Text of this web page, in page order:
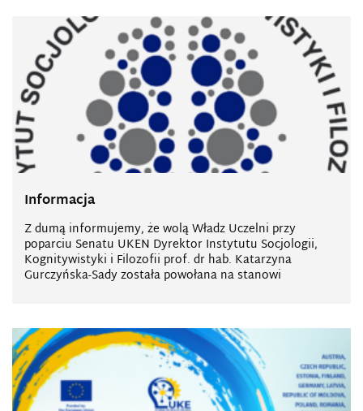
Informacja
Z dumą informujemy, że wolą Władz Uczelni przy
poparciu Senatu UKEN Dyrektor Instytutu Socjologii,
Kognitywistyki i Filozofii prof. dr hab. Katarzyna
Gurczyńska-Sady została powołana na stanowi